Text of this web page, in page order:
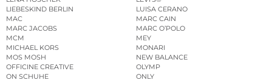
LIEBESKIND BERLIN
LUISA CERANO
MAC
MARC CAIN
MARC JACOBS
MARC O’POLO
MCM
MEY
MICHAEL KORS
MONARI
MOS MOSH
NEW BALANCE
OFFICINE CREATIVE
OLYMP
ON SCHUHE
ONLY